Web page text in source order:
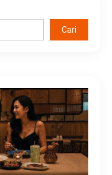
Cari